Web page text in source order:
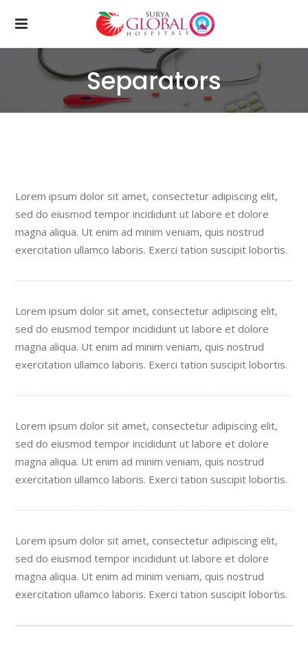
Separators
Lorem ipsum dolor sit amet, consectetur adipiscing elit,
sed do eiusmod tempor incididunt ut labore et dolore
magna aliqua. Ut enim ad minim veniam, quis nostrud
exercitation ullamco laboris. Exerci tation suscipit lobortis.
Lorem ipsum dolor sit amet, consectetur adipiscing elit,
sed do eiusmod tempor incididunt ut labore et dolore
magna aliqua. Ut enim ad minim veniam, quis nostrud
exercitation ullamco laboris. Exerci tation suscipit lobortis.
Lorem ipsum dolor sit amet, consectetur adipiscing elit,
sed do eiusmod tempor incididunt ut labore et dolore
magna aliqua. Ut enim ad minim veniam, quis nostrud
exercitation ullamco laboris. Exerci tation suscipit lobortis.
Lorem ipsum dolor sit amet, consectetur adipiscing elit,
sed do eiusmod tempor incididunt ut labore et dolore
magna aliqua. Ut enim ad minim veniam, quis nostrud
exercitation ullamco laboris. Exerci tation suscipit lobortis.